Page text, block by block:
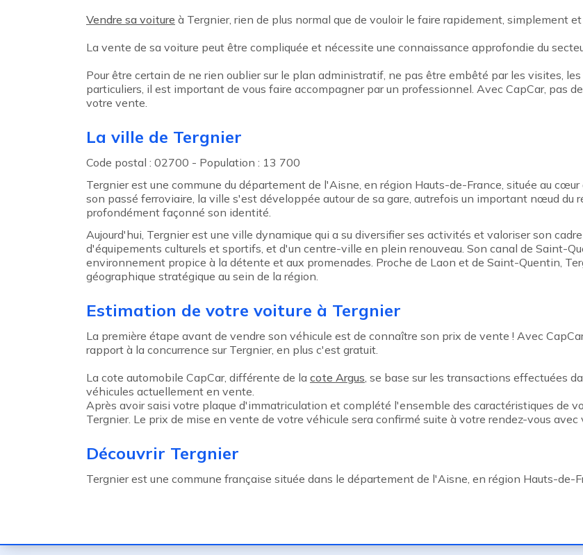
Vendre sa voiture à Tergnier, rien de plus normal que de vouloir le faire rapidement, simplement
La vente de sa voiture peut être compliquée et nécessite une connaissance approfondie du
Pour être certain de ne rien oublier sur le plan administratif, ne pas être embêté par les visites,
particuliers, il est important de vous faire accompagner par un professionnel. Avec CapCar, pas
votre vente.
La ville de Tergnier
Code postal : 02700 - Population : 13 700
Tergnier est une commune du département de l'Aisne, en région Hauts-de-France, située au
son passé ferroviaire, la ville s'est développée autour de sa gare, autrefois un important nœud du
profondément façonné son identité.
Aujourd'hui, Tergnier est une ville dynamique qui a su diversifier ses activités et valoriser son
d'équipements culturels et sportifs, et d'un centre-ville en plein renouveau. Son canal de Saint-
environnement propice à la détente et aux promenades. Proche de Laon et de Saint-Quentin,
géographique stratégique au sein de la région.
Estimation de votre voiture à Tergnier
La première étape avant de vendre son véhicule est de connaître son prix de vente ! Avec
rapport à la concurrence sur Tergnier, en plus c'est gratuit.
La cote automobile CapCar, différente de la cote Argus, se base sur les transactions effectuées
véhicules actuellement en vente.
Après avoir saisi votre plaque d'immatriculation et complété l'ensemble des caractéristiques de
Tergnier. Le prix de mise en vente de votre véhicule sera confirmé suite à votre rendez-vous avec
Découvrir Tergnier
Tergnier est une commune française située dans le département de l'Aisne, en région Hauts-de-